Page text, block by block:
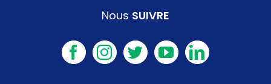
Nous SUIVRE